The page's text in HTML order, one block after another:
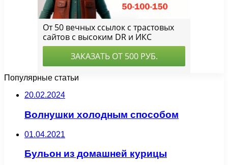
Популярные статьи
20.02.2024
Волнушки холодным способом
01.04.2021
Бульон из домашней курицы